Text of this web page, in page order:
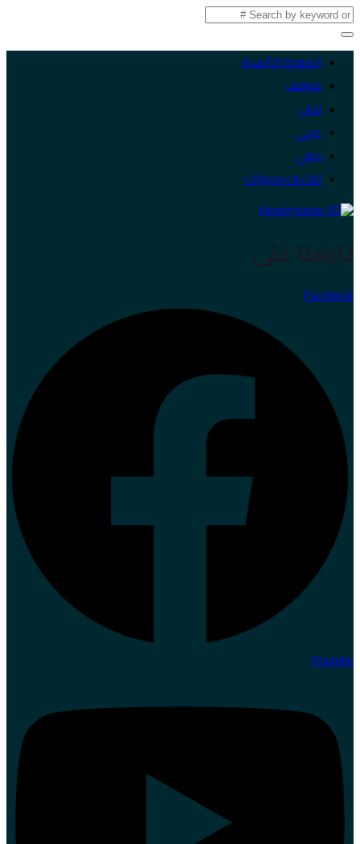
الصفحة الرئيسية
موقف
لبنان
عربي
دولي
لقاءات وحوارات
تابعنا على
Facebook
Youtube